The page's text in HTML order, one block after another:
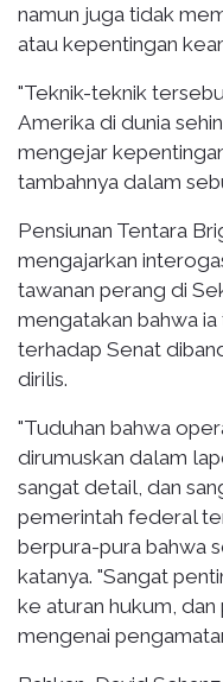
namun juga tidak
atau kepentingan
"Teknik-teknik
Amerika di dunia
mengejar
tambahnya dalam
Pensiunan Tentara
mengajarkan
tawanan perang di
mengatakan bahwa
terhadap Senat
dirilis.
"Tuduhan bahwa
dirumuskan dalam
sangat detail, dan
pemerintah federal
berpura-pura bahwa
katanya. "Sangat
ke aturan hukum,
mengenai